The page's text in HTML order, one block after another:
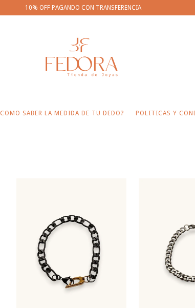
10% OFF PAGANDO CON TRANSFERENCIA
COMO SABER LA MEDIDA DE TU DEDO? POLITICAS Y